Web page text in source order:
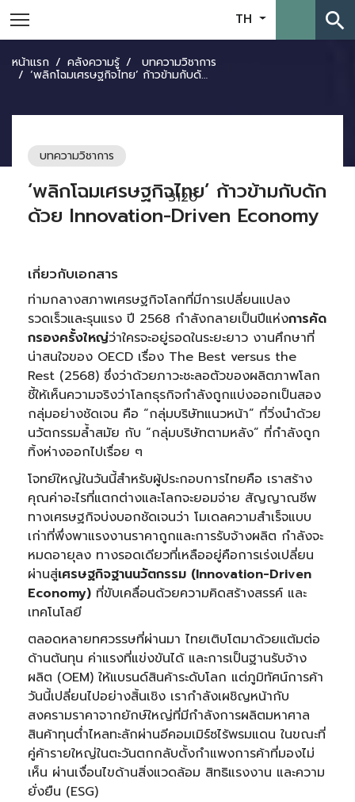
TH search
หน้าแรก คลังความรู้ บทความวิชาการ
‘พลิกโฉมเศรษฐกิจไทย’ ก้าวข้ามกับดักด้วย Innovation-Driven Economy
บทความวิชาการ
3120
‘พลิกโฉมเศรษฐกิจไทย’ ก้าวข้ามกับดัก
ด้วย Innovation-Driven Economy
เกี่ยวกับเอกสาร
ท่ามกลางสภาพเศรษฐกิจโลกที่มีการเปลี่ยนแปลง
รวดเร็วและรุนแรง ปี 2568 กำลังกลายเป็นปีแห่งการคัด
กรองครั้งใหญ่ว่าใครจะอยู่รอดในระยะยาว งานศึกษาที่
น่าสนใจของ OECD เรื่อง The Best versus the
Rest (2568) ซึ่งว่าด้วยภาวะชะลอตัวของผลิตภาพโลก
ชี้ให้เห็นความจริงว่าโลกธุรกิจกำลังถูกแบ่งออกเป็นสอง
กลุ่มอย่างชัดเจน คือ “กลุ่มบริษัทแนวหน้า” ที่วิ่งนำด้วย
นวัตกรรมล้ำสมัย กับ “กลุ่มบริษัทตามหลัง” ที่กำลังถูก
ทิ้งห่างออกไปเรื่อย ๆ
โจทย์ใหญ่ในวันนี้สำหรับผู้ประกอบการไทยคือ เราสร้าง
คุณค่าอะไรที่แตกต่างและโลกจะยอมจ่าย สัญญาณชีพ
ทางเศรษฐกิจบ่งบอกชัดเจนว่า โมเดลความสำเร็จแบบ
เก่าที่พึ่งพาแรงงานราคาถูกและการรับจ้างผลิต กำลังจะ
หมดอายุลง ทางรอดเดียวที่เหลืออยู่คือการเร่งเปลี่ยน
ผ่านสู่เศรษฐกิจฐานนวัตกรรม (Innovation-Driven
Economy) ที่ขับเคลื่อนด้วยความคิดสร้างสรรค์ และ
เทคโนโลยี
ตลอดหลายทศวรรษที่ผ่านมา ไทยเติบโตมาด้วยแต้มต่อ
ด้านต้นทุน ค่าแรงที่แข่งขันได้ และการเป็นฐานรับจ้าง
ผลิต (OEM) ให้แบรนด์สินค้าระดับโลก แต่ภูมิทัศน์การค้า
วันนี้เปลี่ยนไปอย่างสิ้นเชิง เรากำลังเผชิญหน้ากับ
สงครามราคาจากยักษ์ใหญ่ที่มีกำลังการผลิตมหาศาล
สินค้าทุนต่ำไหลทะลักผ่านอีคอมเมิร์ซไร้พรมแดน ในขณะที่
คู่ค้ารายใหญ่ในตะวันตกกลับตั้งกำแพงการค้าที่มองไม่
เห็น ผ่านเงื่อนไขด้านสิ่งแวดล้อม สิทธิแรงงาน และความ
ยั่งยืน (ESG)